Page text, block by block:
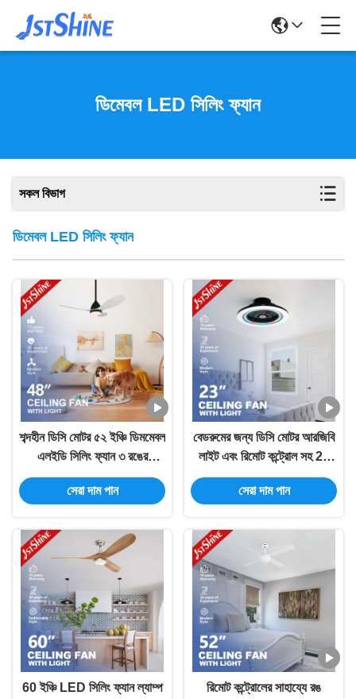
ডিমেবল LED সিলিং ফ্যান
সকল বিভাগ
ডিমেবল LED সিলিং ফ্যান
শব্দহীন ডিসি মোটর ৫২ ইঞ্চি ডিমমেবল
এলইডি সিলিং ফ্যান ৩ রঙের
পরিবর্তনযোগ্য আলো সহ
সেরা দাম পান
বেডরুমের জন্য ডিসি মোটর আরজিবি
লাইট এবং রিমোট কন্ট্রোল সহ 23
ইঞ্চি ব্লেডলেস সিলিং ফ্যান
সেরা দাম পান
60 ইঞ্চি LED সিলিং ফ্যান ল্যাম্প
রিমোট কন্ট্রোলের সাহায্যে রঙ